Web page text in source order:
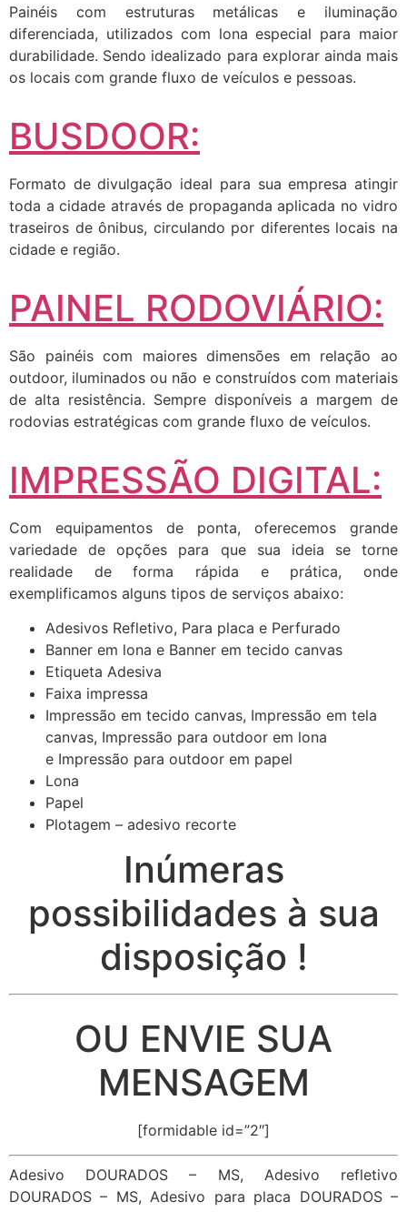
Painéis com estruturas metálicas e iluminação
diferenciada, utilizados com lona especial para maior
durabilidade. Sendo idealizado para explorar ainda mais
os locais com grande fluxo de veículos e pessoas.
BUSDOOR:
Formato de divulgação ideal para sua empresa atingir
toda a cidade através de propaganda aplicada no vidro
traseiros de ônibus, circulando por diferentes locais na
cidade e região.
PAINEL RODOVIÁRIO:
São painéis com maiores dimensões em relação ao
outdoor, iluminados ou não e construídos com materiais
de alta resistência. Sempre disponíveis a margem de
rodovias estratégicas com grande fluxo de veículos.
IMPRESSÃO DIGITAL:
Com equipamentos de ponta, oferecemos grande
variedade de opções para que sua ideia se torne
realidade de forma rápida e prática, onde
exemplificamos alguns tipos de serviços abaixo:
Adesivos Refletivo, Para placa e Perfurado
Banner em lona e Banner em tecido canvas
Etiqueta Adesiva
Faixa impressa
Impressão em tecido canvas, Impressão em tela
canvas, Impressão para outdoor em lona
e Impressão para outdoor em papel
Lona
Papel
Plotagem – adesivo recorte
Inúmeras
possibilidades à sua
disposição !
OU ENVIE SUA
MENSAGEM
[formidable id=”2″]
Adesivo DOURADOS – MS, Adesivo refletivo
DOURADOS – MS, Adesivo para placa DOURADOS –